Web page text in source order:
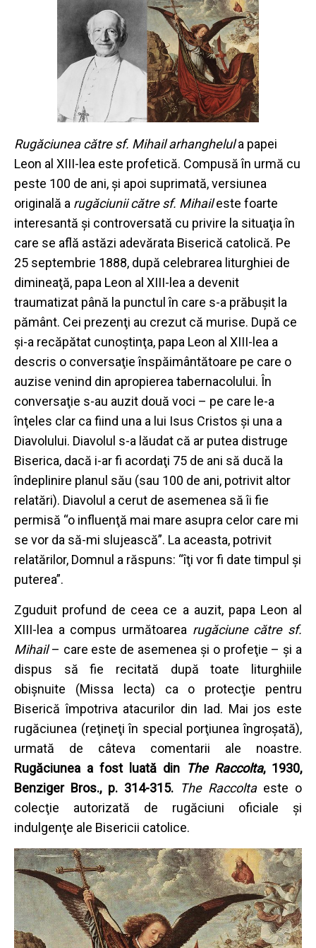
Rugăciunea către sf. Mihail arhanghelula papei
Leon al XIII-lea este profetică. Compusă în urmă cu
peste 100 de ani, şi apoi suprimată, versiunea
originală a rugăciunii către sf. Mihaileste foarte
interesantă şi controversată cu privire la situaţia în
care se află astăzi adevărata Biserică catolică. Pe
25 septembrie 1888, după celebrarea liturghiei de
dimineaţă, papa Leon al XIII-lea a devenit
traumatizat până la punctul în care s-a prăbuşit la
pământ. Cei prezenţi au crezut că murise. După ce
şi-a recăpătat cunoştinţa, papa Leon al XIII-lea a
descris o conversaţie înspăimântătoare pe care o
auzise venind din apropierea tabernacolului. În
conversaţie s-au auzit două voci – pe care le-a
înţeles clar ca fiind una a lui Isus Cristos şi una a
Diavolului. Diavolul s-a lăudat că ar putea distruge
Biserica, dacă i-ar fi acordaţi 75 de ani să ducă la
îndeplinire planul său (sau 100 de ani, potrivit altor
relatări). Diavolul a cerut de asemenea să îi fie
permisă “o influenţă mai mare asupra celor care mi
se vor da să-mi slujească”. La aceasta, potrivit
relatărilor, Domnul a răspuns: “îţi vor fi date timpul şi
puterea”.
Zguduit profund de ceea ce a auzit, papa Leon al
XIII-lea a compus următoarea rugăciune către sf.
Mihail– care este de asemenea și o profeţie – şi a
dispus să fie recitată după toate liturghiile
obişnuite (Missa lecta) ca o protecţie pentru
Biserică împotriva atacurilor din Iad. Mai jos este
rugăciunea (reţineţi în special porţiunea îngroşată),
urmată de câteva comentarii ale noastre.
Rugăciunea a fost luată din The Raccolta, 1930,
Benziger Bros., p. 314-315. The Raccolta este o
colecţie autorizată de rugăciuni oficiale şi
indulgenţe ale Bisericii catolice.